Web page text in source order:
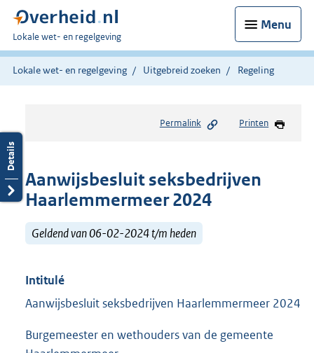
Menu
U
bent
hier:
Lokale wet- en regelgeving
Lokale wet- en regelgeving Uitgebreid zoeken Regeling
Permalink Printen
Aanwijsbesluit seksbedrijven
Haarlemmermeer 2024
Geldend van 06-02-2024 t/m heden
Intitulé
Aanwijsbesluit seksbedrijven Haarlemmermeer 2024
Burgemeester en wethouders van de gemeente